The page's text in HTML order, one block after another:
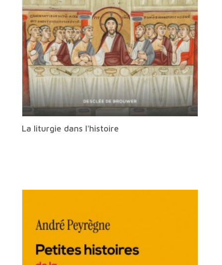
La liturgie dans l'histoire